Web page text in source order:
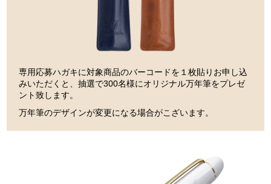
専用応募ハガキに対象商品のバーコードを１枚貼りお申し込
みいただくと、抽選で300名様にオリジナル万年筆をプレゼ
ント致します。
万年筆のデザインが変更になる場合がこざいます。